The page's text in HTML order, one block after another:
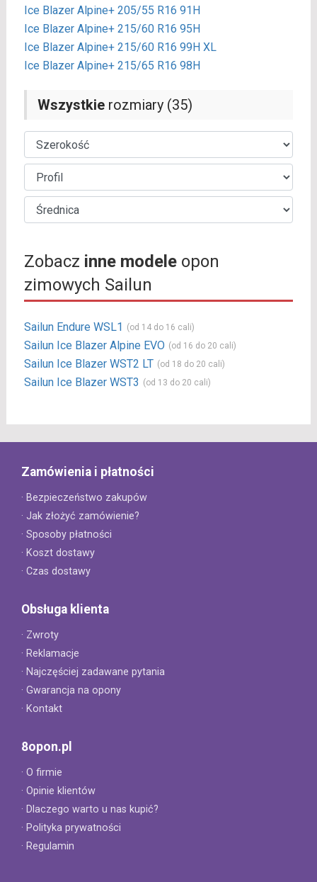
Ice Blazer Alpine+ 205/55 R16 91H
Ice Blazer Alpine+ 215/60 R16 95H
Ice Blazer Alpine+ 215/60 R16 99H XL
Ice Blazer Alpine+ 215/65 R16 98H
Wszystkierozmiary (35)
Zobacz inne modeleopon
zimowych Sailun
Sailun Endure WSL1 (od 14 do 16 cali)
Sailun Ice Blazer Alpine EVO (od 16 do 20 cali)
Sailun Ice Blazer WST2 LT (od 18 do 20 cali)
Sailun Ice Blazer WST3 (od 13 do 20 cali)
Zamówienia i płatności
· Bezpieczeństwo zakupów
· Jak złożyć zamówienie?
· Sposoby płatności
· Koszt dostawy
· Czas dostawy
Obsługa klienta
· Zwroty
· Reklamacje
· Najczęściej zadawane pytania
· Gwarancja na opony
· Kontakt
8opon.pl
· O firmie
· Opinie klientów
· Dlaczego warto u nas kupić?
· Polityka prywatności
· Regulamin